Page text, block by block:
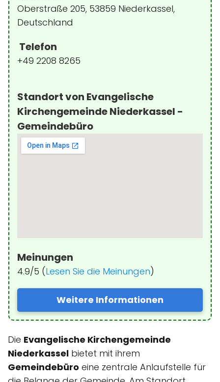
Oberstraße 205, 53859 Niederkassel,
Deutschland
Telefon
+49 2208 8265
Standort von Evangelische
Kirchengemeinde Niederkassel -
Gemeindebüro
Meinungen
4.9/5 (Lesen Sie die Meinungen)
Weitere Informationen
Die Evangelische Kirchengemeinde
Niederkassel bietet mit ihrem
Gemeindebüro eine zentrale Anlaufstelle für